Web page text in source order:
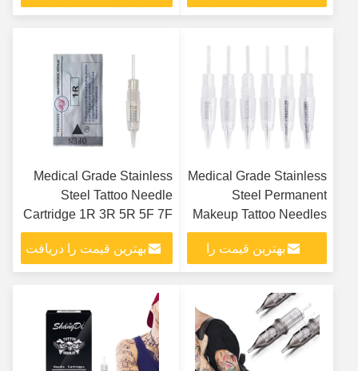
Medical Grade Stainless
Steel Permanent
Makeup Tattoo Needles
1R 3R 5R 5F 7F
بهترین قیمت را
Medical Grade Stainless
Steel Tattoo Needle
Cartridge 1R 3R 5R 5F 7F
بهترین قیمت را دریافت